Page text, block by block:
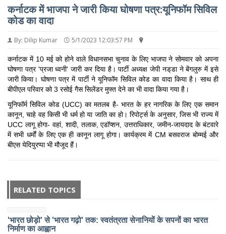
कर्नाटक में भाजपा ने जारी किया घोषणा पत्र:यूनिफॉम सिविल
कोड का वादा
By: Dilip Kumar 5/1/2023 12:03:57 PM
कर्नाटक में 10 मई को होने वाले विधानसभा चुनाव के लिए भाजपा ने सोमवार को अपना
घोषणा पत्र 'प्रजा ध्वनी' जारी कर दिया है। पार्टी अध्यक्ष जेपी नड्‌डा ने बेंगलुरु में इसे
जारी किया। घोषणा पत्र में पार्टी ने यूनिफॉम सिविल कोड का वादा किया है। साथ ही
बीपीएल परिवार को 3 रसोई गैस सिलेंडर मुफ्त देने का भी वादा किया गया है।
यूनिफॉर्म सिविल कोड (UCC) का मतलब है- भारत के हर नागरिक के लिए एक समान
कानून, चाहे वह किसी भी धर्म हो या जाति का हो। रिपोर्ट्स के अनुसार, जिस भी राज्य में
UCC लागू होगा- वहां, शादी, तलाक, एडॉप्शन, उत्तराधिकार, जमीन-जायदाद के बंटवारे
में सभी धर्मों के लिए एक ही कानून लागू होगा। कार्यक्रम में CM बसवराज बोम्मई और
बीएस येदियुरप्पा भी मौजूद हैं।
RELATED TOPICS
'भारत छोड़ो' से 'भारत गढ़ो' तक: स्वतंत्रता सेनानियों के सपनों का भारत
निर्माण का आह्वान